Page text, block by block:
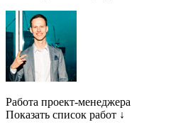
Работа проект-менеджера
Показать список работ ↓